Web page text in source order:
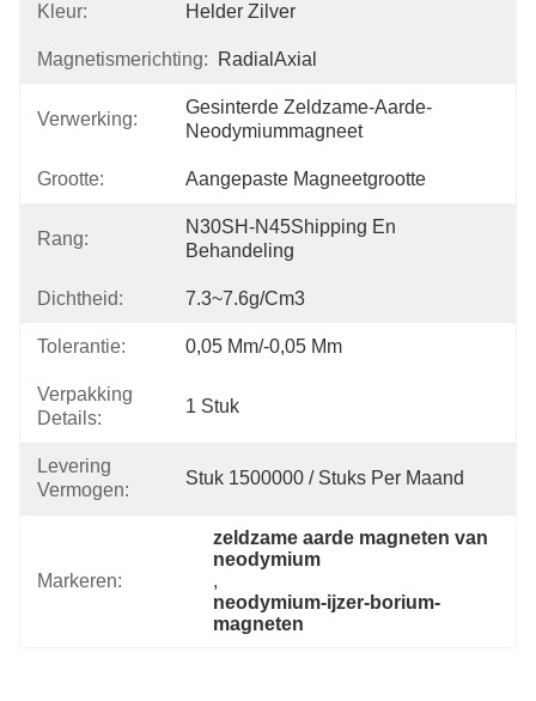
Kleur: Helder Zilver
Magnetismerichting: RadialAxial
Verwerking:
Gesinterde Zeldzame-Aarde-
Neodymiummagneet
Grootte: Aangepaste Magneetgrootte
Rang:
N30SH-N45Shipping En
Behandeling
Dichtheid: 7.3~7.6g/cm3
Tolerantie: 0,05 Mm/-0,05 Mm
Verpakking
Details:
1 Stuk
Levering
Vermogen:
Stuk 1500000 / Stuks Per Maand
Markeren:
zeldzame aarde magneten van
neodymium
,
neodymium-ijzer-borium-
magneten